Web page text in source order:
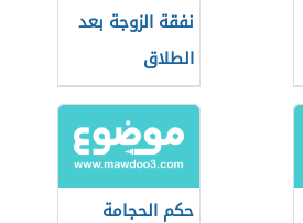
نفقة الزوجة بعد
الطلاق
حكم الحجامة